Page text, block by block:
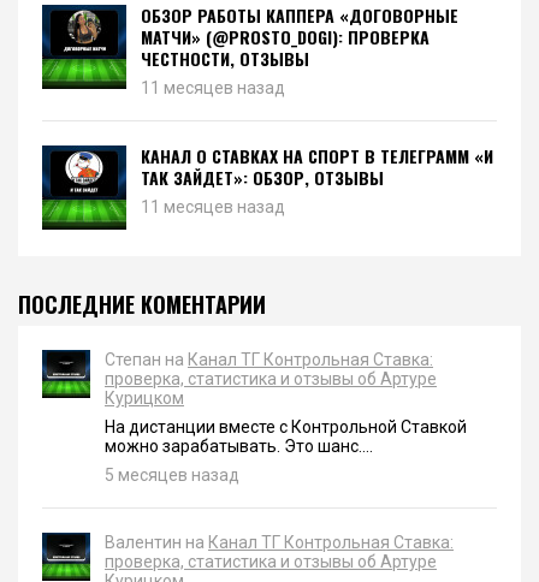
ОБЗОР РАБОТЫ КАППЕРА «ДОГОВОРНЫЕ
МАТЧИ» (@PROSTO_DOGI): ПРОВЕРКА
ЧЕСТНОСТИ, ОТЗЫВЫ
11 месяцев назад
КАНАЛ О СТАВКАХ НА СПОРТ В ТЕЛЕГРАММ «И
ТАК ЗАЙДЕТ»: ОБЗОР, ОТЗЫВЫ
11 месяцев назад
ПОСЛЕДНИЕ КОМЕНТАРИИ
Степан на Канал ТГ Контрольная Ставка:
проверка, статистика и отзывы об Артуре
Курицком
На дистанции вместе с Контрольной Ставкой
можно зарабатывать. Это шанс....
5 месяцев назад
Валентин на Канал ТГ Контрольная Ставка:
проверка, статистика и отзывы об Артуре